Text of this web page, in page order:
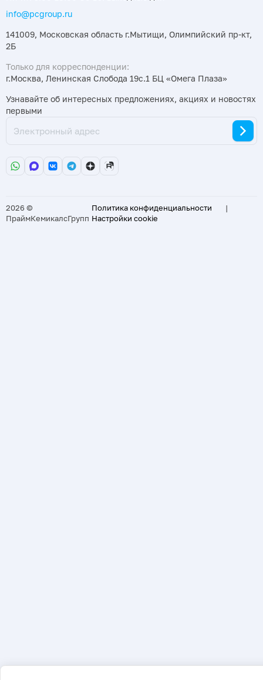
info@pcgroup.ru
141009, Московская область г.Мытищи, Олимпийский пр-кт,
2Б
Только для корреспонденции:
г.Москва, Ленинская Слобода 19с.1 БЦ «Омега Плаза»
Узнавайте об интересных предложениях, акциях и новостях
первыми
2026 ©
ПраймКемикалсГрупп
Политика конфиденциальности
|
Настройки cookie